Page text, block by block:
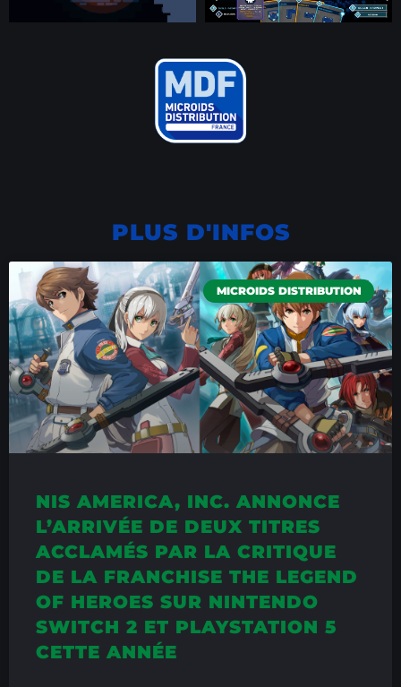
PLUS D'INFOS
MICROIDS DISTRIBUTION
NIS AMERICA, INC. ANNONCE
L’ARRIVÉE DE DEUX TITRES
ACCLAMÉS PAR LA CRITIQUE
DE LA FRANCHISE THE LEGEND
OF HEROES SUR NINTENDO
SWITCH 2 ET PLAYSTATION 5
CETTE ANNÉE